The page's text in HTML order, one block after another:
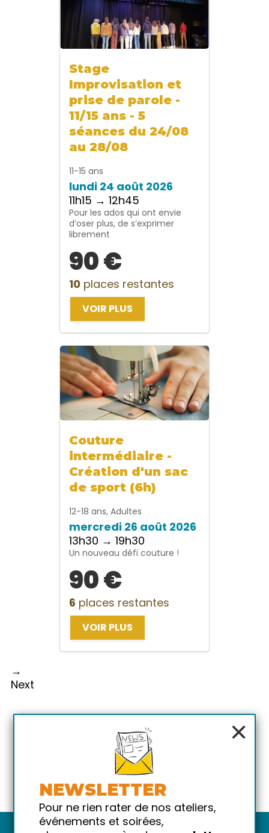
Stage
Improvisation et
prise de parole -
11/15 ans - 5
séances du 24/08
au 28/08
11-15 ans
lundi 24 août 2026
11h15 → 12h45
Pour les ados qui ont envie
d’oser plus, de s’exprimer
librement
90 €
10 places restantes
VOIR PLUS
Couture
intermédiaire -
Création d'un sac
de sport (6h)
12-18 ans, Adultes
mercredi 26 août 2026
13h30 → 19h30
Un nouveau défi couture !
90 €
6 places restantes
VOIR PLUS
→
Next
×
NEWSLETTER
Pour ne rien rater de nos ateliers,
événements et soirées,